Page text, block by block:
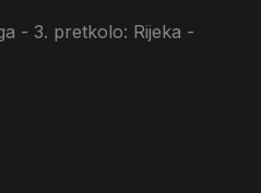
- 3. pretkolo: Rijeka -